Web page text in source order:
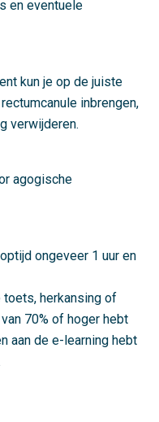
en eventuele
kun je op de juiste
inbrengen,
verwijderen.
agogische
ongeveer 1 uur en
herkansing of
70% of hoger hebt
aan de e-learning hebt